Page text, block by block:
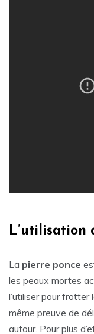
L’utilisation
La pierre ponce
les peaux mortes
l’utiliser pour frotter
même preuve de
autour. Pour plus